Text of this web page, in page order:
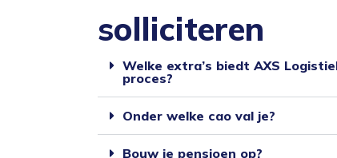
solliciteren
Welke extra’s biedt AXS
proces?
Onder welke cao val je?
Bouw je pensioen op?